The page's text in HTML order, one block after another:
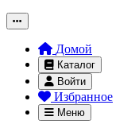
Домой
Каталог
Войти
Избранное
Меню